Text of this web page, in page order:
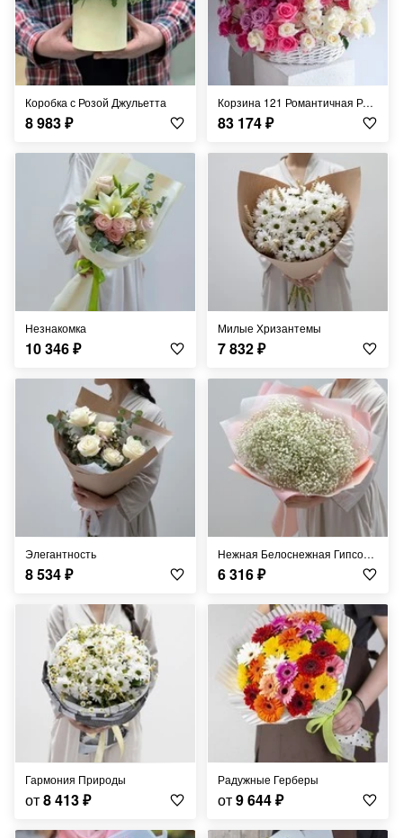
Коробка с Розой Джульетта
8 983₽
Корзина 121 Романтичная Роза
83 174₽
Незнакомка
10 346₽
Милые Хризантемы
7 832₽
Элегантность
8 534₽
Нежная Белоснежная Гипсофила
6 316₽
Гармония Природы
от8 413₽
Радужные Герберы
от9 644₽